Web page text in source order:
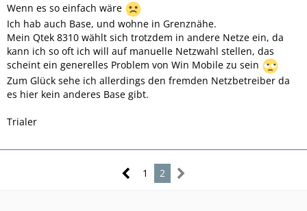
Wenn es so einfach wäre
Ich hab auch Base, und wohne in Grenznähe.
Mein Qtek 8310 wählt sich trotzdem in andere Netze ein, da
kann ich so oft ich will auf manuelle Netzwahl stellen, das
scheint ein generelles Problem von Win Mobile zu sein
Zum Glück sehe ich allerdings den fremden Netzbetreiber da
es hier kein anderes Base gibt.
Trialer
1 2